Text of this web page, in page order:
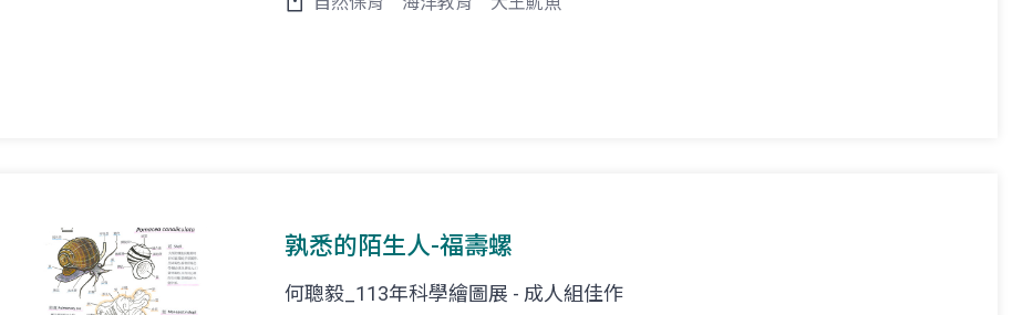
孰悉的陌生人-福壽螺
何聰毅_113年科學繪圖展 - 成人組佳作